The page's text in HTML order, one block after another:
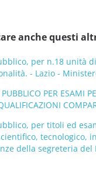
anche questi
per n.18
- Lazio -
PER ESAMI
per titoli ed
tecnologico,
della segreteria del